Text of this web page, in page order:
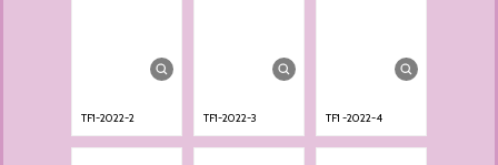
TF1-2022-2 TF1-2022-3 TF1 -2022-4